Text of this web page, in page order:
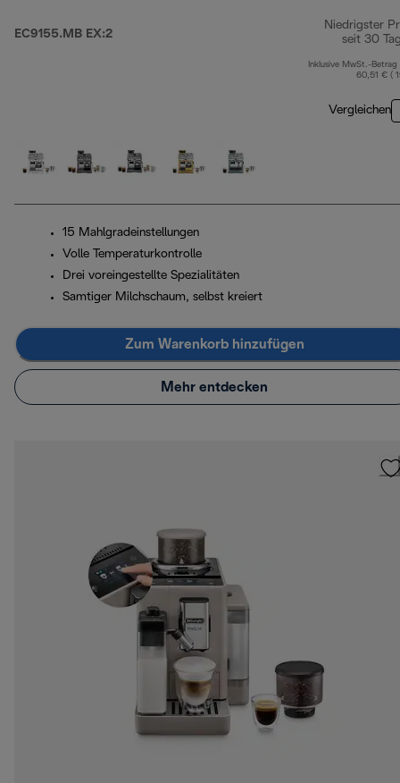
EC9155.MB EX:2
Niedrigster
seit 30
Inklusive MwSt.-Betrag
60,51 € (
Vergleichen
15 Mahlgradeinstellungen
Volle Temperaturkontrolle
Drei voreingestellte Spezialitäten
Samtiger Milchschaum, selbst kreiert
Zum Warenkorb hinzufügen
Mehr entdecken